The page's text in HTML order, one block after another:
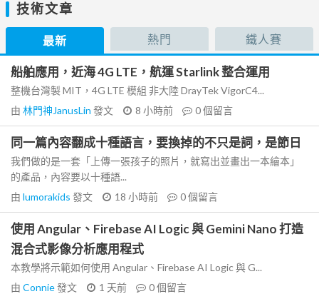
技術文章
最新 熱門 鐵人賽
船舶應用，近海 4G LTE，航運 Starlink 整合運用
整機台灣製 MIT，4G LTE 模組 非大陸 DrayTek VigorC4...
由 林門神JanusLin 發文 8 小時前 0個留言
同一篇內容翻成十種語言，要換掉的不只是詞，是節日
我們做的是一套「上傳一張孩子的照片，就寫出並畫出一本繪本」
的產品，內容要以十種語...
由 lumorakids 發文 18 小時前 0個留言
使用 Angular、Firebase AI Logic 與 Gemini Nano 打造
混合式影像分析應用程式
本教學將示範如何使用 Angular、Firebase AI Logic 與 G...
由 Connie發文 1 天前 0個留言